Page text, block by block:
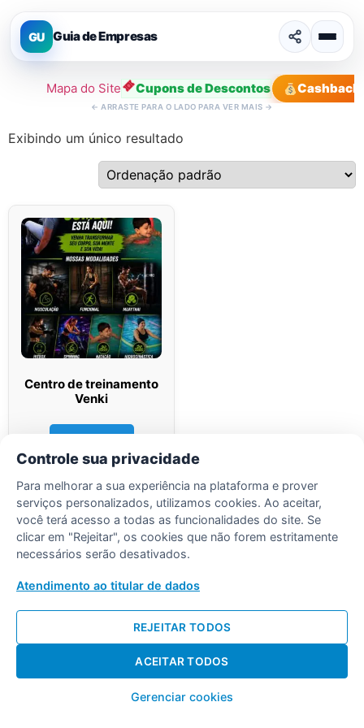
GU Guia de Empresas
Mapa do Site Cupons de Descontos Cashback
← ARRASTE PARA O LADO PARA VER MAIS →
Exibindo um único resultado
Centro de treinamento
Venki
Controle sua privacidade
Para melhorar a sua experiência na plataforma e prover
serviços personalizados, utilizamos cookies. Ao aceitar,
você terá acesso a todas as funcionalidades do site. Se
clicar em "Rejeitar", os cookies que não forem estritamente
necessários serão desativados.
Atendimento ao titular de dados
Gerenciar cookies
REJEITAR TODOS
ACEITAR TODOS